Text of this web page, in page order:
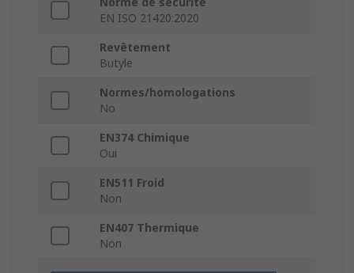
EN ISO 21420:2020
Revêtement
Butyle
Normes/homologations
No
EN374 Chimique
Oui
EN511 Froid
Non
EN407 Thermique
Non